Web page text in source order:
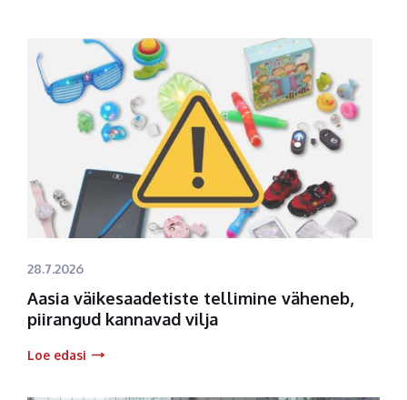
28.7.2026
Aasia väikesaadetiste tellimine väheneb,
piirangud kannavad vilja
Loe edasi